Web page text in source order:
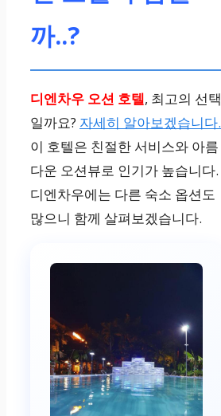
직원들의 친절
함과 열정적인
서비스에 대한
만족
까..?
디엔차우 오션 호텔, 최고의 선택
일까요? 자세히 알아보겠습니다.
이 호텔은 친절한 서비스와 아름
다운 오션뷰로 인기가 높습니다.
디엔차우에는 다른 숙소 옵션도
많으니 함께 살펴보겠습니다.